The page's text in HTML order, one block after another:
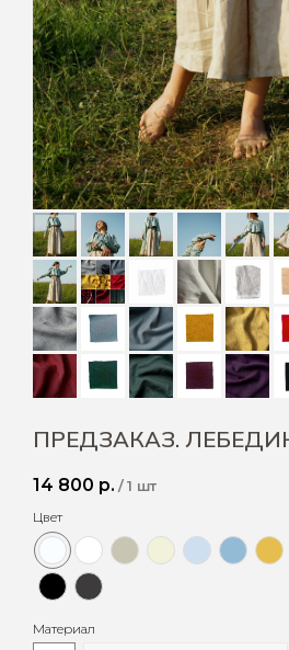
ПРЕДЗАКАЗ.
14 800 р. / 1 шт
Цвет
Материал